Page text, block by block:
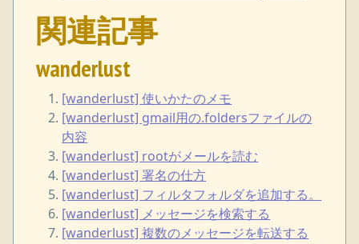
関連記事
wanderlust
[wanderlust] 使いかたのメモ
[wanderlust] gmail用の.foldersファイルの
内容
[wanderlust] rootがメールを読む
[wanderlust] 署名の仕方
[wanderlust] フィルタフォルダを追加する。
[wanderlust] メッセージを検索する
[wanderlust] 複数のメッセージを転送する